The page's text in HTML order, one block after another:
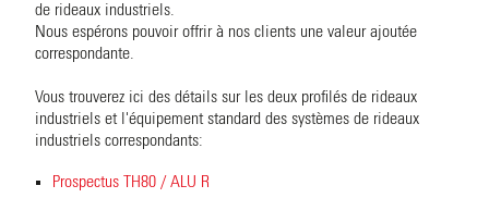
de rideaux industriels.
Nous espérons pouvoir offrir à nos clients une valeur ajoutée
correspondante.
Vous trouverez ici des détails sur les deux profilés de rideaux
industriels et l'équipement standard des systèmes de rideaux
industriels correspondants:
Prospectus TH80 / ALU R